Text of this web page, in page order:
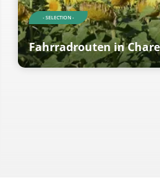
- SELECTION -
Fahrradrouten in